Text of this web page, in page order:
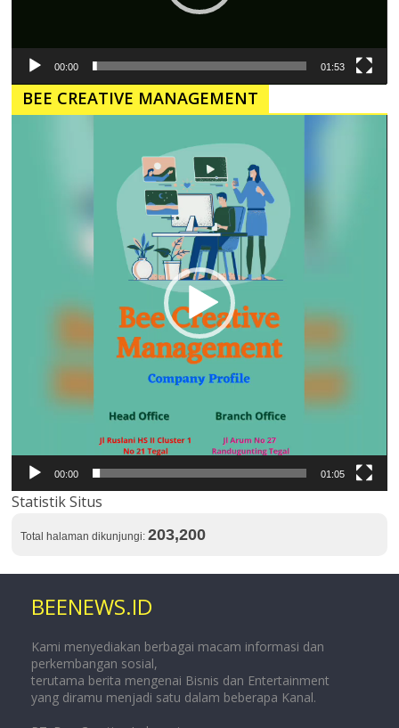
00:00 01:53
BEE CREATIVE MANAGEMENT
00:00 01:05
Statistik Situs
Total halaman dikunjungi:203,200
BEENEWS.ID
Kami menyediakan berbagai macam informasi dan
perkembangan sosial,
terutama berita mengenai Bisnis dan Entertainment
yang diramu menjadi satu dalam beberapa Kanal.